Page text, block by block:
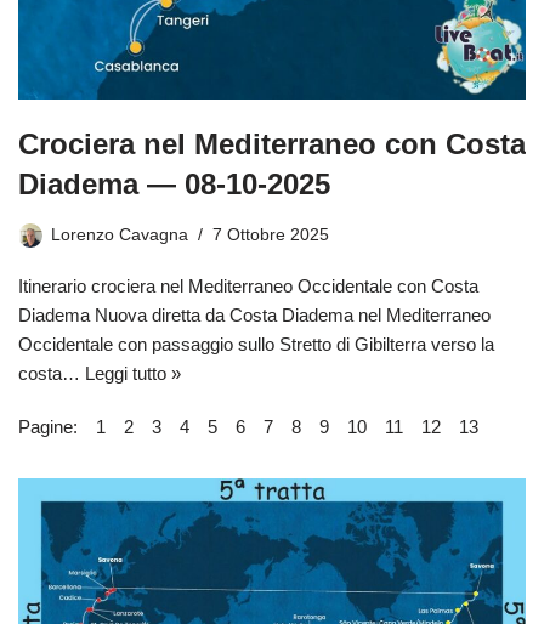
Crociera nel Mediterraneo con Costa
Diadema — 08-10-2025
Lorenzo Cavagna 7 Ottobre 2025
Itinerario crociera nel Mediterraneo Occidentale con Costa
Diadema Nuova diretta da Costa Diadema nel Mediterraneo
Occidentale con passaggio sullo Stretto di Gibilterra verso la
costa… Leggi tutto »
Pagine: 1 2 3 4 5 6 7 8 9 10 11 12 13